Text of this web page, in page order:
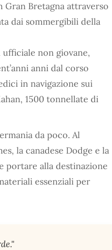
Bretagna attraverso
dai sommergibili della
ufficiale non giovane,
anni dal corso
in navigazione sui
1500 tonnellate di
da poco. Al
la canadese Dodge e la
portare alla destinazione
essenziali per